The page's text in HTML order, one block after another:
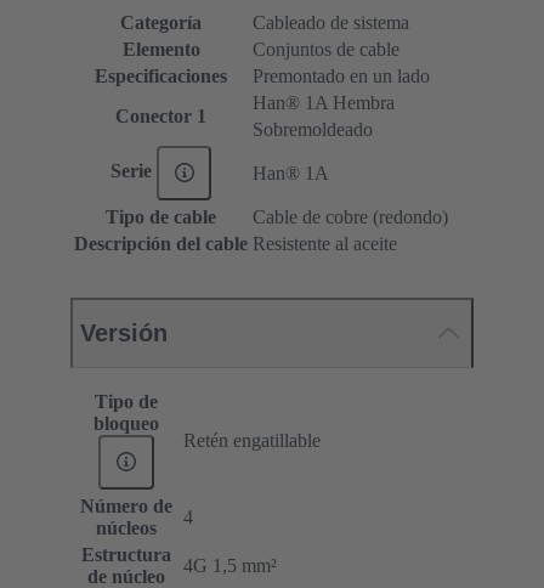
Categoría
Cableado de sistema
Elemento
Conjuntos de cable
Especificaciones
Premontado en un lado
Conector 1
Han® 1A Hembra
Sobremoldeado
Serie Han® 1A
Tipo de cable
Cable de cobre (redondo)
Descripción del cable Resistente al aceite
Versión
Tipo de
bloqueo
Retén engatillable
Número de
núcleos
4
Estructura
de núcleo
4G 1,5 mm²